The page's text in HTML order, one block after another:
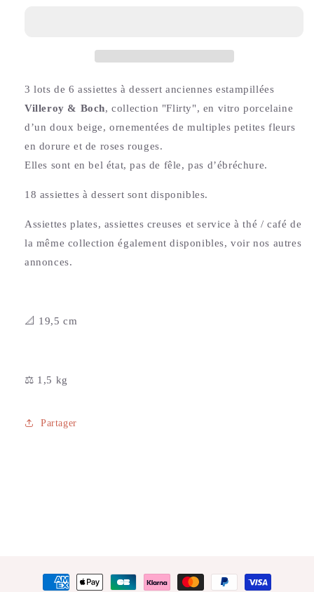
3 lots de 6 assiettes à dessert anciennes estampillées
Villeroy & Boch, collection "Flirty", en vitro porcelaine
d’un doux beige, ornementées de multiples petites fleurs
en dorure et de roses rouges.
Elles sont en bel état, pas de fêle, pas d’ébréchure.
18 assiettes à dessert sont disponibles.
Assiettes plates, assiettes creuses et service à thé / café de
la même collection également disponibles, voir nos autres
annonces.
📐 19,5 cm
⚖️ 1,5 kg
Partager
Moyens